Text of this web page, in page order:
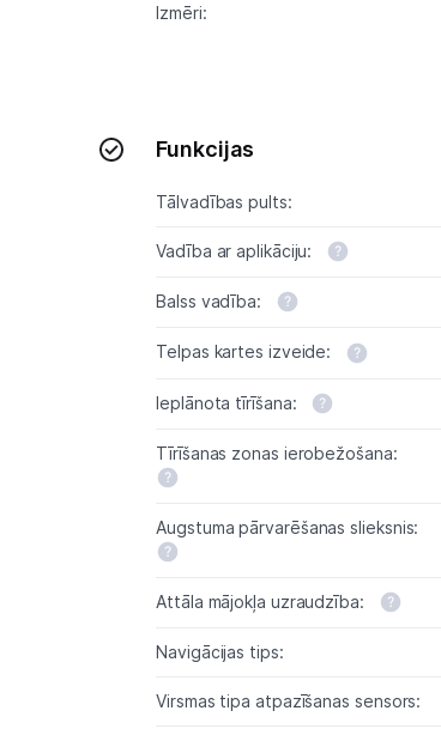
Izmēri:
Funkcijas
Tālvadības pults:
Vadība ar aplikāciju:
Balss vadība:
Telpas kartes izveide:
Ieplānota tīrīšana:
Tīrīšanas zonas ierobežošana:
Augstuma pārvarēšanas slieksnis:
Attāla mājokļa uzraudzība:
Navigācijas tips:
Virsmas tipa atpazīšanas sensors: